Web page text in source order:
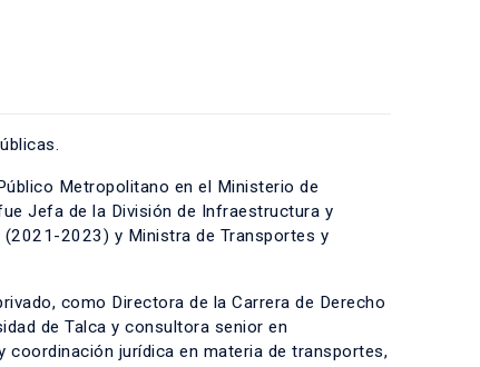
Metropolitano en el Ministerio de
Jefa de la División de Infraestructura y
(2021-2023) y Ministra de Transportes y
como Directora de la Carrera de Derecho
de Talca y consultora senior en
coordinación jurídica en materia de transportes,